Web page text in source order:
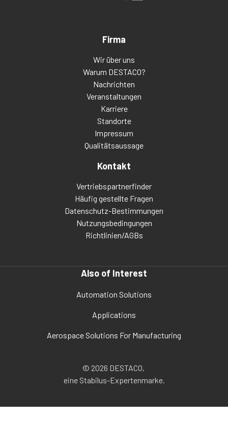
Firma
Wir über uns
Warum DESTACO?
Nachrichten
Veranstaltungen
Karriere
Standorte
Impressum
Qualitätsaussage
Kontakt
Vertriebspartnerfinder
Häufig gestellte Fragen
Datenschutz-Bestimmungen
Nutzungsbedingungen
Richtlinien/AGBs
Also of Interest
Automation Solutions
Applications
Aerospace Solutions For Manufacturing
© 2026 DESTACO,
eine Stabilus-Expertenmarke.